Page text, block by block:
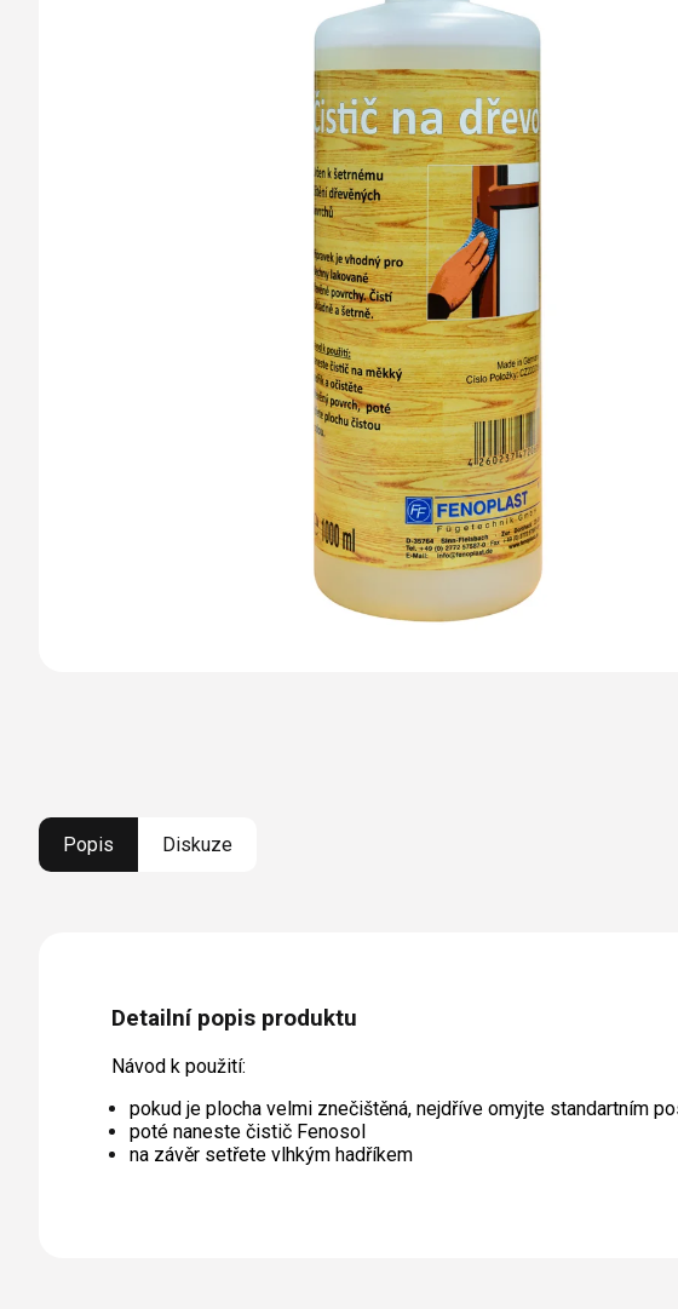
barvy oken a dveří
Výměna střešních oken
Opravy oken z lana /
Horolezecky / Výškové
práce
Garantované zaměření
Popis Diskuze
Detailní popis produktu
Návod k použití:
pokud je plocha velmi znečištěná, nejdříve omyjte standartním
poté naneste čistič Fenosol
na závěr setřete vlhkým hadříkem